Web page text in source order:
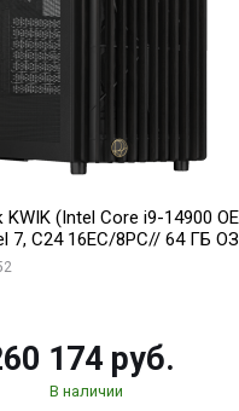
(Intel Core i9-14900
7, C24 16EC/8PC// 64 ГБ
16GB GDDR7 128bit
174 руб.
В наличии